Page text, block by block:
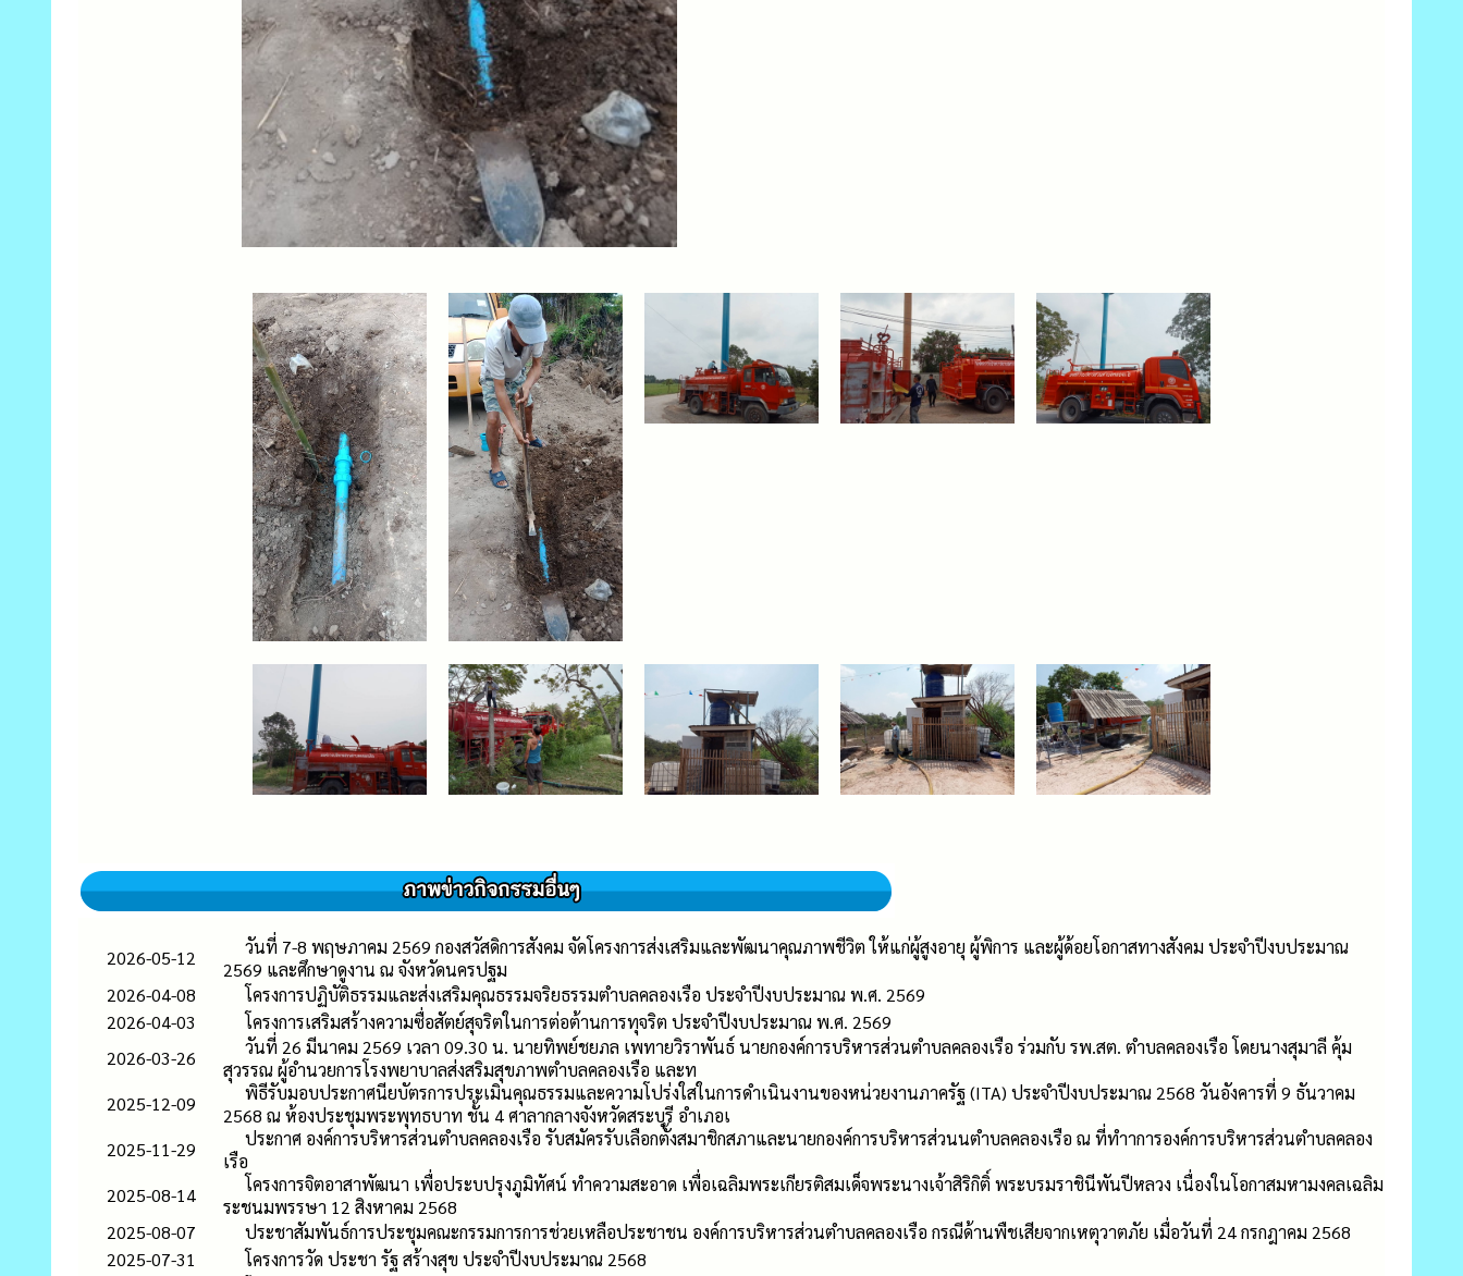
2026-05-12
วันที่ 7-8 พฤษภาคม 2569 กองสวัสดิการสังคม จัดโครงการส่งเสริมและพัฒนาคุณภาพชีวิต ให้แก่ผู้สูงอายุ ผู้พิการ และผู้ด้อยโอกาสทางสังคม ประจำปีงบประมาณ
2569 และศึกษาดูงาน ณ จังหวัดนครปฐม
2026-04-08
โครงการปฏิบัติธรรมและส่งเสริมคุณธรรมจริยธรรมตำบลคลองเรือ ประจำปีงบประมาณ พ.ศ. 2569
2026-04-03
โครงการเสริมสร้างความซื่อสัตย์สุจริตในการต่อต้านการทุจริต ประจำปีงบประมาณ พ.ศ. 2569
2026-03-26
วันที่ 26 มีนาคม 2569 เวลา 09.30 น. นายทิพย์ชยภล เพทายวิราพันธ์ นายกองค์การบริหารส่วนตำบลคลองเรือ ร่วมกับ รพ.สต. ตำบลคลองเรือ โดยนางสุมาลี คุ้ม
สุวรรณ ผู้อำนวยการโรงพยาบาลส่งสริมสุขภาพตำบลคลองเรือ และท
2025-12-09
พิธีรับมอบประกาศนียบัตรการประเมินคุณธรรมและความโปร่งใสในการดำเนินงานของหน่วยงานภาครัฐ (ITA) ประจำปีงบประมาณ 2568 วันอังคารที่ 9 ธันวาคม
2568 ณ ห้องประชุมพระพุทธบาท ชั้น 4 ศาลากลางจังหวัดสระบุรี อำเภอเ
2025-11-29
ประกาศ องค์การบริหารส่วนตำบลคลองเรือ รับสมัครรับเลือกตั้งสมาชิกสภาและนายกองค์การบริหารส่วนนตำบลคลองเรือ ณ ที่ทำาการองค์การบริหารส่วนตำบลคลอง
เรือ
2025-08-14
โครงการจิตอาสาพัฒนา เพื่อประบปรุงภูมิทัศน์ ทำความสะอาด เพื่อเฉลิมพระเกียรติสมเด็จพระนางเจ้าสิริกิติ์ พระบรมราชินีพันปีหลวง เนื่องในโอกาสมหามงคลเฉลิม
ระชนมพรรษา 12 สิงหาคม 2568
2025-08-07
ประชาสัมพันธ์การประชุมคณะกรรมการการช่วยเหลือประชาชน องค์การบริหารส่วนตำบลคลองเรือ กรณีด้านพืชเสียจากเหตุวาตภัย เมื่อวันที่ 24 กรกฎาคม 2568
2025-07-31
โครงการวัด ประชา รัฐ สร้างสุข ประจำปีงบประมาณ 2568